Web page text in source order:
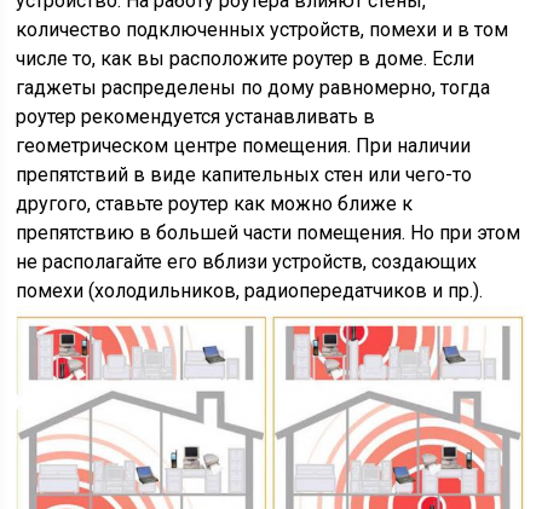
количество подключенных устройств, помехи и в том
числе то, как вы расположите роутер в доме. Если
гаджеты распределены по дому равномерно, тогда
роутер рекомендуется устанавливать в
геометрическом центре помещения. При наличии
препятствий в виде капительных стен или чего-то
другого, ставьте роутер как можно ближе к
препятствию в большей части помещения. Но при этом
не располагайте его вблизи устройств, создающих
помехи (холодильников, радиопередатчиков и пр.).